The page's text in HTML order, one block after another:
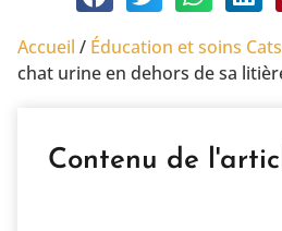
Accueil / Éducation et soins Cats
chat urine en dehors de sa
Contenu de